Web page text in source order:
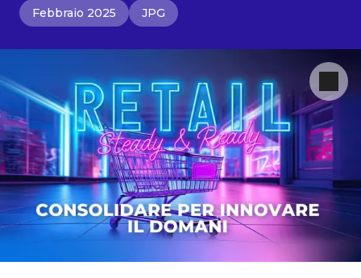
Febbraio 2025 JPG